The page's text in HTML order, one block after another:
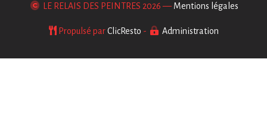
LE RELAIS DES PEINTRES 2026 — Mentions légales
Propulsé parClicResto - Administration